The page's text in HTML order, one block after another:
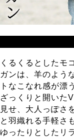
くるくるとしたモ
ガンは、羊のよう
トなこなれ感が漂
ざっくりと開いた
見せ、大人っぽさ
と羽織れる手軽さ
ゆったりとしたリ